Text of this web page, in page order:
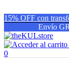
15% OFF con
Envío
0